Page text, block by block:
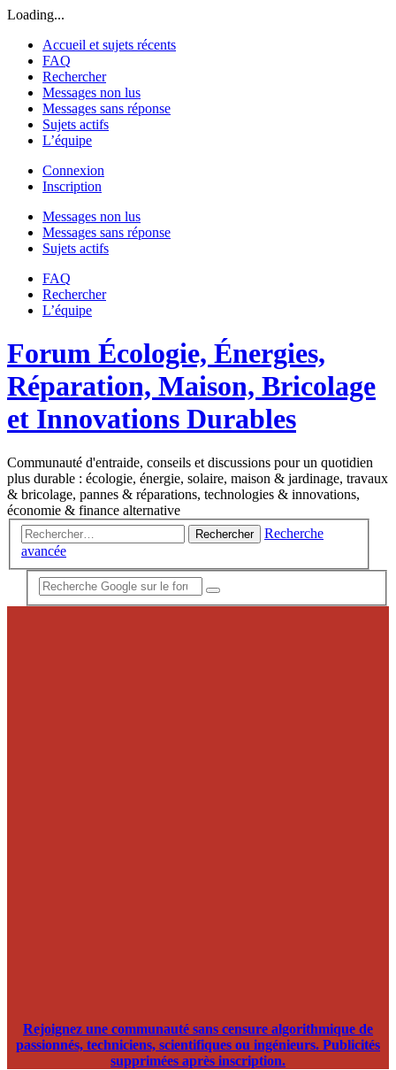
Loading...
Accueil et sujets récents
FAQ
Rechercher
Messages non lus
Messages sans réponse
Sujets actifs
L’équipe
Connexion
Inscription
Messages non lus
Messages sans réponse
Sujets actifs
FAQ
Rechercher
L’équipe
Forum Écologie, Énergies,
Réparation, Maison, Bricolage
et Innovations Durables
Communauté d'entraide, conseils et discussions pour un quotidien
plus durable : écologie, énergie, solaire, maison & jardinage, travaux
& bricolage, pannes & réparations, technologies & innovations,
économie & finance alternative
Rechercher
Recherche
avancée
Rejoignez une communauté sans censure algorithmique de
passionnés, techniciens, scientifiques ou ingénieurs. Publicités
supprimées après inscription.